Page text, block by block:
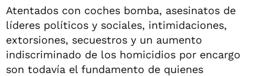
Atentados con coches bomba, asesinatos de
líderes políticos y sociales, intimidaciones,
extorsiones, secuestros y un aumento
indiscriminado de los homicidios por encargo
son todavía el fundamento de quienes